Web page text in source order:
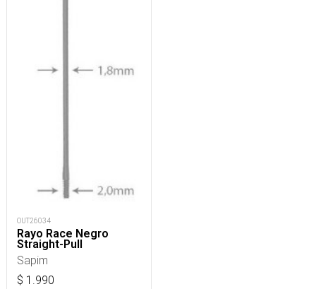
OUT26034
Rayo Race Negro
Straight-Pull
Sapim
$ 1.990